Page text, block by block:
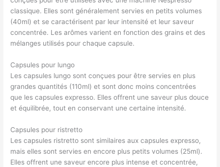
classique. Elles sont généralement servies en petits volumes
(40ml) et se caractérisent par leur intensité et leur saveur
concentrée. Les arômes varient en fonction des grains et des
mélanges utilisés pour chaque capsule.
Capsules pour lungo
Les capsules lungo sont conçues pour être servies en plus
grandes quantités (110ml) et sont donc moins concentrées
que les capsules expresso. Elles offrent une saveur plus douce
et équilibrée, tout en conservant une certaine intensité.
Capsules pour ristretto
Les capsules ristretto sont similaires aux capsules expresso,
mais elles sont servies en encore plus petits volumes (25ml).
Elles offrent une saveur encore plus intense et concentrée,